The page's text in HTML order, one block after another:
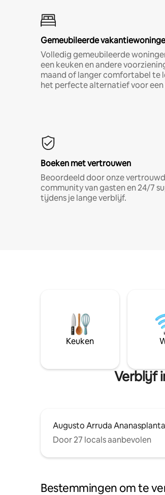
Gemeubileerde
Volledig gemeubileerde
een keuken en andere
maand of langer comfortabel te
het perfecte alternatief voor een
Boeken met vertrouwen
Beoordeeld door onze
community van gasten en 24/7
tijdens je lange verblijf.
Keuken
Verblijf
Augusto Arruda
Door 27 locals aanbevolen
Bestemmingen om te